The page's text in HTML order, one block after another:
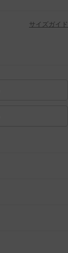
サイズガイド